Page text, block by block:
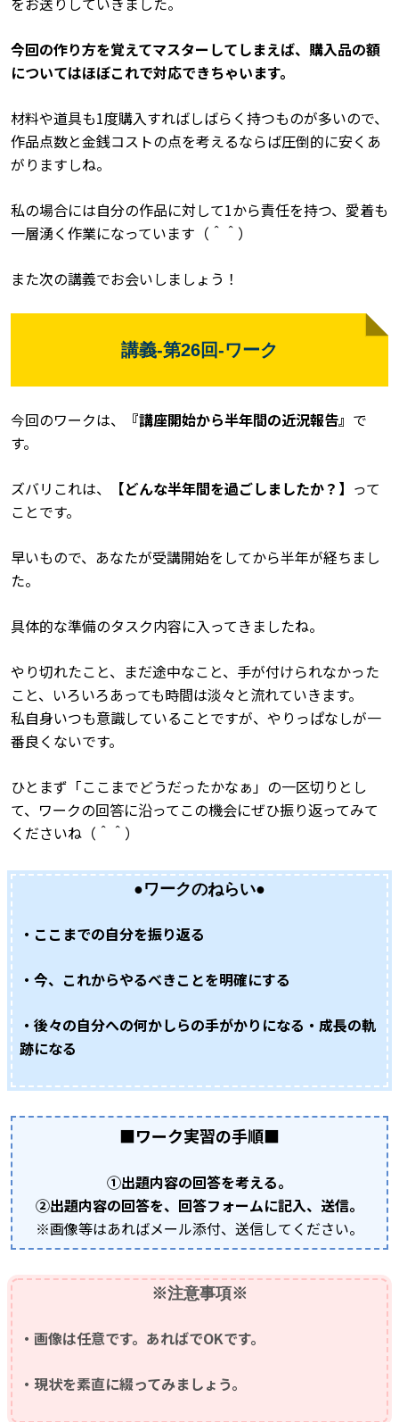
今回の作り方を覚えてマスターしてしまえば、購入品の額
についてはほぼこれで対応できちゃいます。
材料や道具も1度購入すればしばらく持つものが多いので、
作品点数と金銭コストの点を考えるならば圧倒的に安くあ
がりますしね。
私の場合には自分の作品に対して1から責任を持つ、愛着も
一層湧く作業になっています（＾＾）
また次の講義でお会いしましょう！
講義-第26回-ワーク
今回のワークは、 『講座開始から半年間の近況報告』 で
す。
ズバリこれは、 【どんな半年間を過ごしましたか？】 って
ことです。
早いもので、あなたが受講開始をしてから半年が経ちまし
た。
具体的な準備のタスク内容に入ってきましたね。
やり切れたこと、まだ途中なこと、手が付けられなかった
こと、いろいろあっても時間は淡々と流れていきます。
私自身いつも意識していることですが、やりっぱなしが一
番良くないです。
ひとまず「ここまでどうだったかなぁ」の一区切りとし
て、ワークの回答に沿ってこの機会にぜひ振り返ってみて
くださいね（＾＾）
●ワークのねらい●
・ここまでの自分を振り返る
・今、これからやるべきことを明確にする
・後々の自分への何かしらの手がかりになる・成長の軌
跡になる
■ワーク実習の手順■
①出題内容の回答を考える。
➁出題内容の回答を、回答フォームに記入、送信。
※画像等はあればメール添付、送信してください。
※注意事項※
・画像は任意です。あればでOKです。
・現状を素直に綴ってみましょう。